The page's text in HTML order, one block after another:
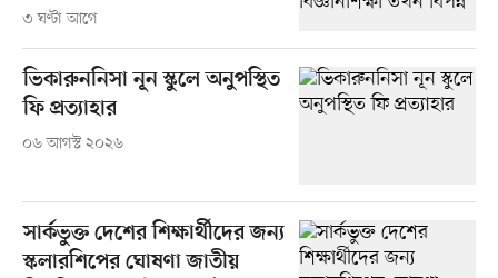
৩ ঘণ্টা আগে
ভিকারুননিসা নূন স্কুলে অনুপস্থিত
ফি প্রত্যাহার
০৬ আগস্ট ২০২৬
সার্কভুক্ত দেশের শিক্ষার্থীদের জন্য
স্কলারশিপের ঘোষণা জাতীয়